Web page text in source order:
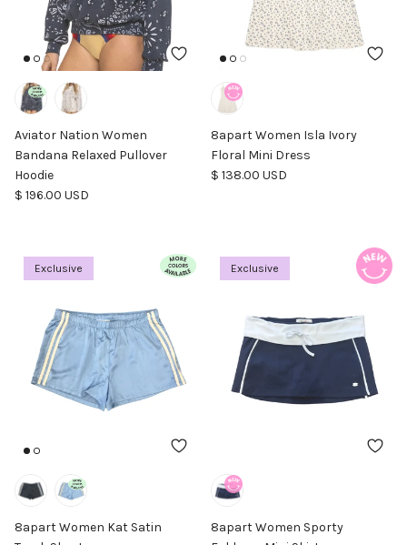
Aviator Nation Women
Bandana Relaxed Pullover
Hoodie
Precio normal
$ 196.00 USD
8apart Women Isla Ivory
Floral Mini Dress
Precio normal
$ 138.00 USD
Exclusive
8apart Women Kat Satin
Exclusive
8apart Women Sporty